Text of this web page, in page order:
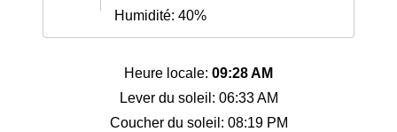
Humidité: 40%
Heure locale: 09:28 AM
Lever du soleil: 06:33 AM
Coucher du soleil: 08:19 PM